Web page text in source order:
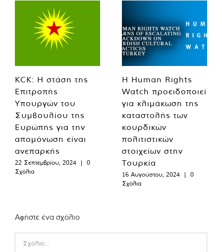
KCK: Η στάση της
Επιτροπής
Υπουργών του
Συμβουλίου της
Ευρώπης για την
απομόνωση είναι
ανεπαρκής
22 Σεπτεμβρίου, 2024 |
0
Σχόλια
Η Human Rights
Watch προειδοποιεί
για κλιμάκωση της
καταστολής των
κουρδικών
πολιτιστικών
στοιχείων στην
Τουρκία
16 Αυγούστου, 2024 |
0
Σχόλια
Αφήστε ένα σχόλιο